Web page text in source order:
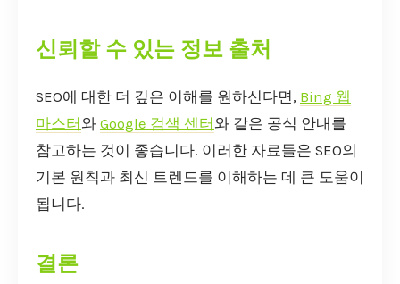
신뢰할 수 있는 정보 출처
SEO에 대한 더 깊은 이해를 원하신다면, Bing 웹
마스터 와 Google 검색 센터 와 같은 공식 안내를
참고하는 것이 좋습니다. 이러한 자료들은 SEO의
기본 원칙과 최신 트렌드를 이해하는 데 큰 도움이
됩니다.
결론